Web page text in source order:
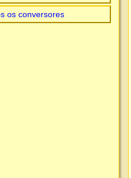
os conversores